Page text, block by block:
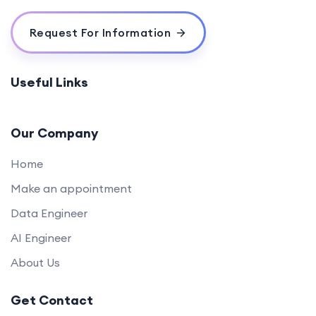
Request For Information
Useful Links
Our Company
Home
Make an appointment
Data Engineer
AI Engineer
About Us
Get Contact